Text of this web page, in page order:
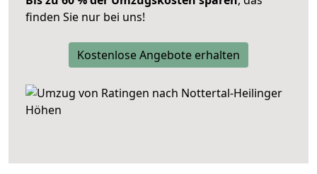
finden Sie nur bei uns!
Kostenlose Angebote erhalten